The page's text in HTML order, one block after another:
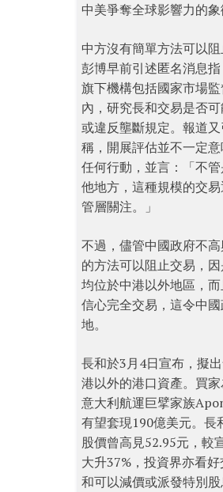
中美爭奪全球影響力的象
中方沒有簡單方法可以
彭博早前引述匿名消息
旗下機構包括國家市場
內，研究長和交易是否
或違反壟斷規定。報道
稱，開展評估並不一定
任何行動，並言：「不
他地方，這種規模的交
管層關注。」
不過，儘管中國政府不
的方法可以阻止交易，
均位於中港以外地區，
信心完全交易，這令中
地。
長和於3月4日宣布，擬
港以外的港口資產。買
意大利航運巨擘家族
有望套現190億美元。長
股價曾高見52.95元，較
大升37%，投資界亦看
和可以減價或派發特別股